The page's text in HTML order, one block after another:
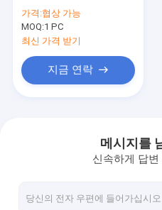
다
가격:협상 가능
MOQ:1 PC
최신 가격 받기
지금 연락
메시지를
신속하게 답